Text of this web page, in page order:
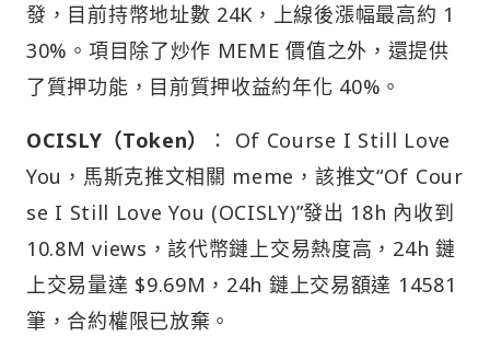
發，目前持幣地址數 24K，上線後漲幅最高約 1
30%。項目除了炒作 MEME 價值之外，還提供
了質押功能，目前質押收益約年化 40%。
OCISLY（Token）
： Of Course I Still Love
You，馬斯克推文相關 meme，該推文“Of Cour
se I Still Love You (OCISLY)”發出 18h 內收到
10.8M views，該代幣鏈上交易熱度高，24h 鏈
上交易量達 $9.69M，24h 鏈上交易額達 14581
筆，合約權限已放棄。